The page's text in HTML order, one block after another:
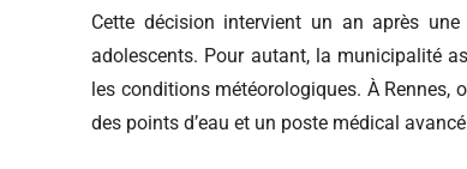
Cette décision intervient un an après
adolescents. Pour autant, la municipalité
les conditions météorologiques. À
des points d’eau et un poste médical